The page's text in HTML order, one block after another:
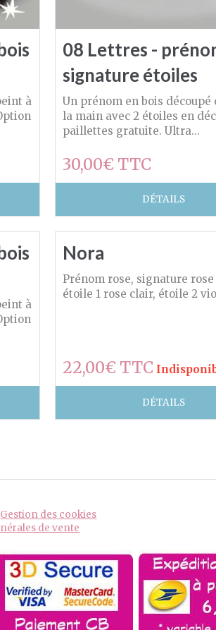
à
08 Lettres -
signature étoiles
Un prénom en bois découpé
la main avec 2 étoiles en
paillettes gratuite. Ultra...
30,00€ TTC
DÉTAILS
à
Nora
Prénom rose, signature
étoile 1 rose clair, étoile 2
22,00€ TTC
DÉTAILS
Gestion des cookies
de vente